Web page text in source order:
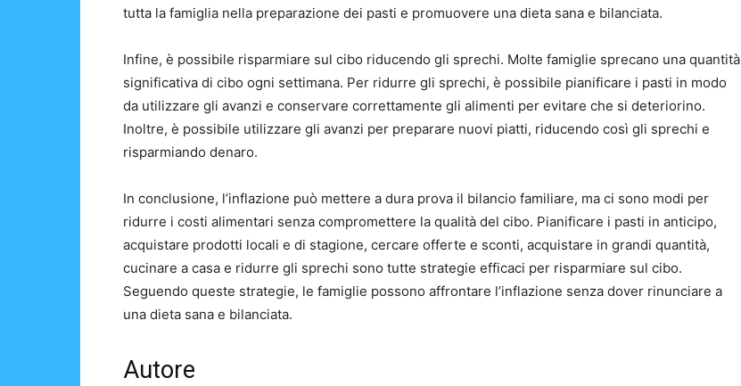
tutta la famiglia nella preparazione dei pasti e promuovere una dieta sana e bilanciata.
Infine, è possibile risparmiare sul cibo riducendo gli sprechi. Molte famiglie sprecano una quantità
significativa di cibo ogni settimana. Per ridurre gli sprechi, è possibile pianificare i pasti in modo
da utilizzare gli avanzi e conservare correttamente gli alimenti per evitare che si deteriorino.
Inoltre, è possibile utilizzare gli avanzi per preparare nuovi piatti, riducendo così gli sprechi e
risparmiando denaro.
In conclusione, l’inflazione può mettere a dura prova il bilancio familiare, ma ci sono modi per
ridurre i costi alimentari senza compromettere la qualità del cibo. Pianificare i pasti in anticipo,
acquistare prodotti locali e di stagione, cercare offerte e sconti, acquistare in grandi quantità,
cucinare a casa e ridurre gli sprechi sono tutte strategie efficaci per risparmiare sul cibo.
Seguendo queste strategie, le famiglie possono affrontare l’inflazione senza dover rinunciare a
una dieta sana e bilanciata.
Autore